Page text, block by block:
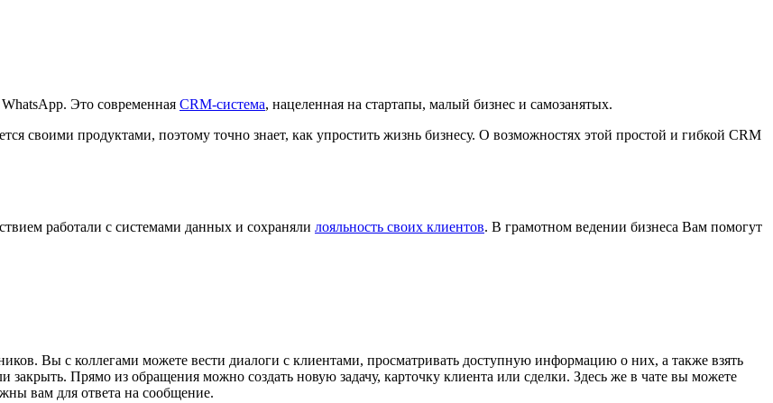
Это современная CRM-система, нацеленная на стартапы, малый бизнес и самозанятых.
своими продуктами, поэтому точно знает, как упростить жизнь бизнесу. О возможностях этой простой и гибкой CRM
работали с системами данных и сохраняли лояльность своих клиентов. В грамотном ведении бизнеса Вам помогут
Вы с коллегами можете вести диалоги с клиентами, просматривать доступную информацию о них, а также взять
закрыть. Прямо из обращения можно создать новую задачу, карточку клиента или сделки. Здесь же в чате вы можете
вам для ответа на сообщение.